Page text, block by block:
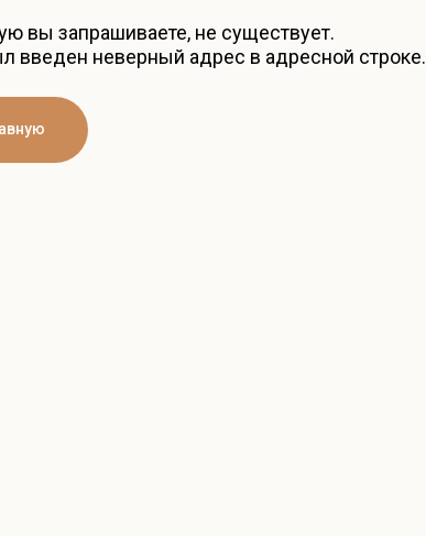
вы запрашиваете, не существует.
введен неверный адрес в адресной строке.